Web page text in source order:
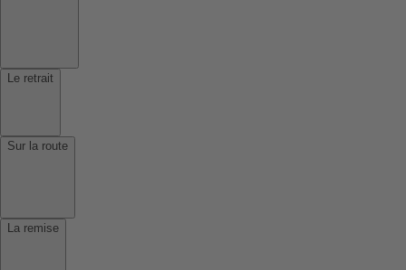
Le retrait
Sur la route
La remise